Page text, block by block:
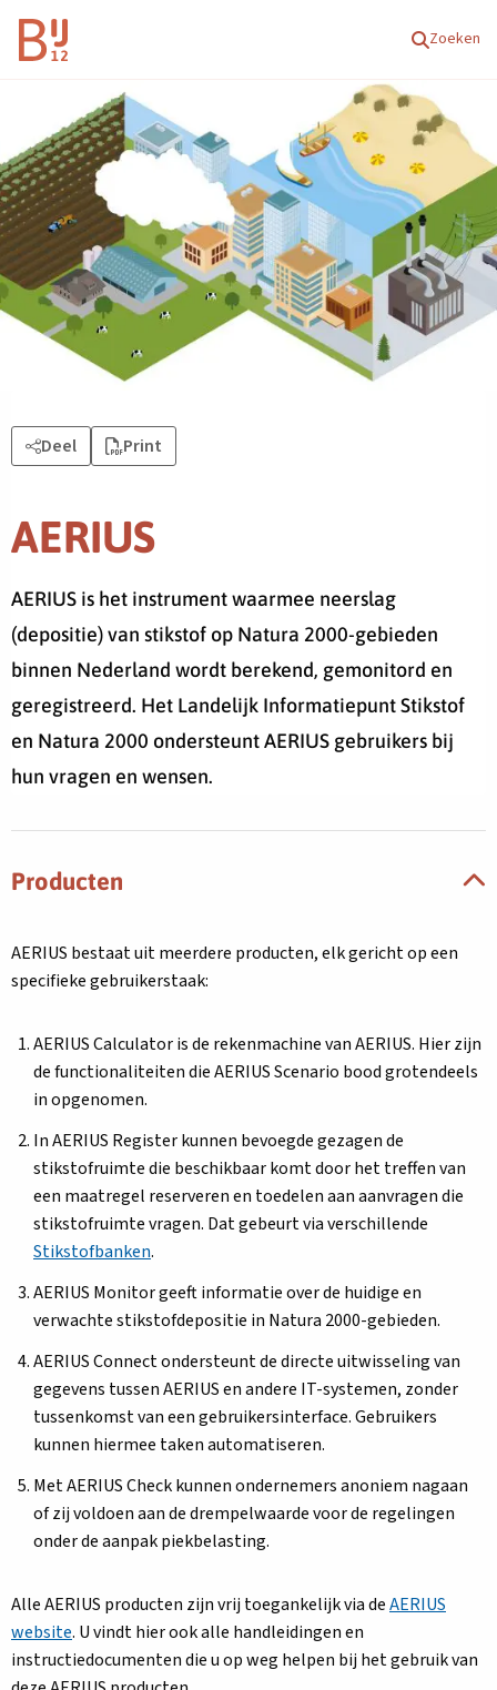
Homepagina Zoeken
Deel Print
AERIUS
AERIUS is het instrument waarmee neerslag
(depositie) van stikstof op Natura 2000-gebieden
binnen Nederland wordt berekend, gemonitord en
geregistreerd. Het Landelijk Informatiepunt Stikstof
en Natura 2000 ondersteunt AERIUS gebruikers bij
hun vragen en wensen.
Producten
AERIUS bestaat uit meerdere producten, elk gericht op een
specifieke gebruikerstaak:
AERIUS Calculator is de rekenmachine van AERIUS. Hier zijn
de functionaliteiten die AERIUS Scenario bood grotendeels
in opgenomen.
In AERIUS Register kunnen bevoegde gezagen de
stikstofruimte die beschikbaar komt door het treffen van
een maatregel reserveren en toedelen aan aanvragen die
stikstofruimte vragen. Dat gebeurt via verschillende
Stikstofbanken.
AERIUS Monitor geeft informatie over de huidige en
verwachte stikstofdepositie in Natura 2000-gebieden.
AERIUS Connect ondersteunt de directe uitwisseling van
gegevens tussen AERIUS en andere IT-systemen, zonder
tussenkomst van een gebruikersinterface. Gebruikers
kunnen hiermee taken automatiseren.
Met AERIUS Check kunnen ondernemers anoniem nagaan
of zij voldoen aan de drempelwaarde voor de regelingen
onder de aanpak piekbelasting.
Alle AERIUS producten zijn vrij toegankelijk via deAERIUS
website. U vindt hier ook alle handleidingen en
instructiedocumenten die u op weg helpen bij het gebruik van